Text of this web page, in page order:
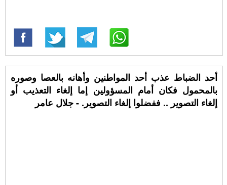
‏أحد الضباط عذب أحد المواطنين وأهانه بالعصا وصوره
بالمحمول فكان أمام المسؤولين إما إلغاء التعذيب أو
إلغاء التصوير .. ففضلوا إلغاء التصوير. - جلال عامر